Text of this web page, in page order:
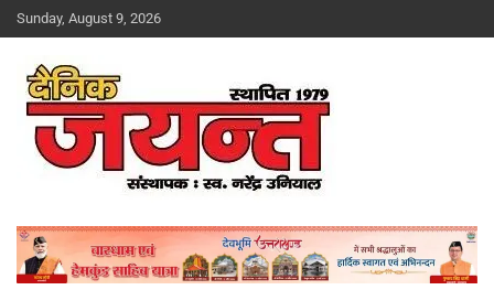
Skip
to
Sunday, August 9, 2026
Dainik Jayant